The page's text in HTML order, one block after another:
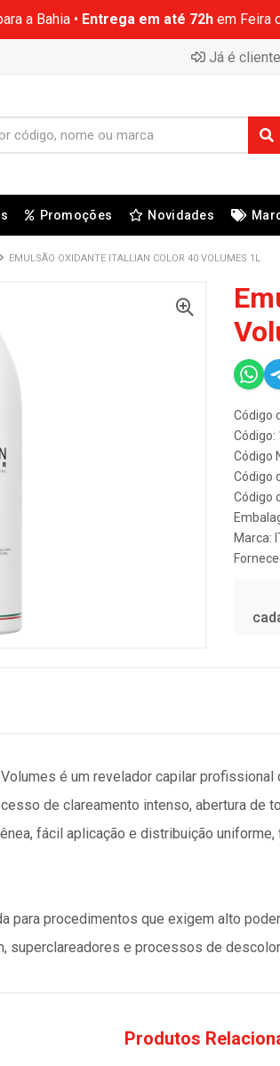
a Bahia • Entrega em até 72hem Feira
Já é
Promoções Novidades
EMULSÃO OXIDANTE ITALLIAN COLOR 40 VOLUMES 1L
Código
Código:
Código
Código
Código
Marca:
é um revelador capilar
de clareamento intenso, abertura de
fácil aplicação e distribuição
para procedimentos que exigem alto
superclareadores e processos de
Produtos